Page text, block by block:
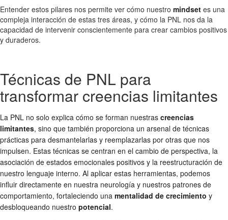
Entender estos pilares nos permite ver cómo nuestro mindset es una
compleja interacción de estas tres áreas, y cómo la PNL nos da la
capacidad de intervenir conscientemente para crear cambios positivos
y duraderos.
Técnicas de PNL para
transformar creencias limitantes
La PNL no solo explica cómo se forman nuestras creencias
limitantes, sino que también proporciona un arsenal de técnicas
prácticas para desmantelarlas y reemplazarlas por otras que nos
impulsen. Estas técnicas se centran en el cambio de perspectiva, la
asociación de estados emocionales positivos y la reestructuración de
nuestro lenguaje interno. Al aplicar estas herramientas, podemos
influir directamente en nuestra neurología y nuestros patrones de
comportamiento, fortaleciendo una mentalidad de crecimiento y
desbloqueando nuestro potencial.